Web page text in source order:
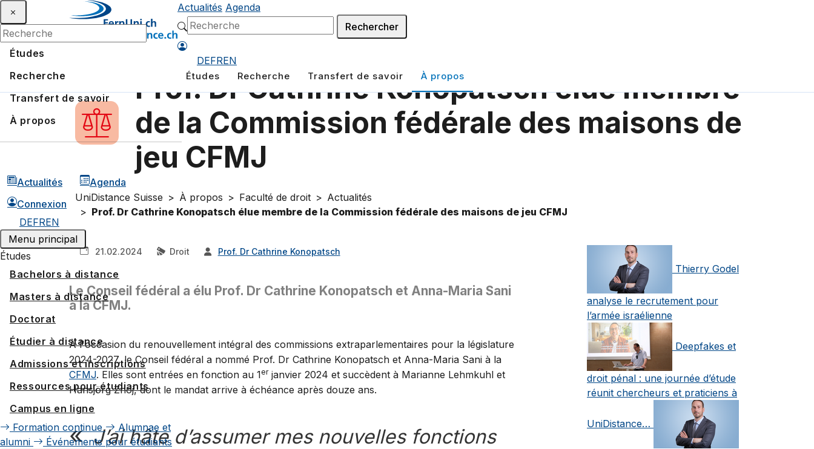
Actualités Agenda
Rechercher
DEFREN
Études Recherche Transfert de savoir À propos
Études
Recherche
Transfert de savoir
À propos
Actualités
Agenda
Connexion
DEFREN
Menu principal
Études
Bachelors à distance
Masters à distance
Doctorat
Étudier à distance
Admissions et inscriptions
Ressources pour étudiants
Campus en ligne
Formation continue
Alumnae et
alumni
Événements pour étudiants
Prof. Dr Cathrine Konopatsch élue membre
de la Commission fédérale des maisons de
jeu CFMJ
UniDistance Suisse À propos Faculté de droit
Actualités
Prof. Dr Cathrine Konopatsch élue membre de la Commission fédérale des maisons de jeu CFMJ
21.02.2024 Droit Prof. Dr Cathrine Konopatsch
Le Conseil fédéral a élu Prof. Dr Cathrine Konopatsch et Anna-Maria Sani
à la CFMJ.
À l'occasion du renouvellement intégral des commissions extraparlementaires pour la législature
2024-2027, le Conseil fédéral a nommé Prof. Dr Cathrine Konopatsch et Anna-Maria Sani à la
CFMJ. Elles sont entrées en fonction au 1erjanvier 2024 et succèdent à Marianne Lehmkuhl et
Hansjörg Znoj, dont le mandat arrive à échéance après douze ans.
J’ai hâte d’assumer mes nouvelles fonctions
Thierry Godel
analyse le recrutement pour
l’armée israélienne
Deepfakes et
droit pénal : une journée d’étude
réunit chercheurs et praticiens à
UniDistance…